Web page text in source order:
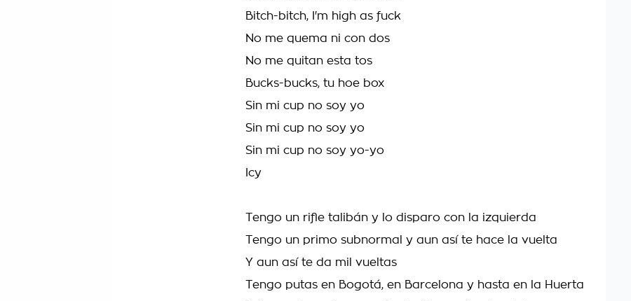
Bitch-bitch, I'm high as fuck
No me quema ni con dos
No me quitan esta tos
Bucks-bucks, tu hoe box
Sin mi cup no soy yo
Sin mi cup no soy yo
Sin mi cup no soy yo-yo
Icy
Tengo un rifle talibán y lo disparo con la izquierda
Tengo un primo subnormal y aun así te hace la vuelta
Y aun así te da mil vueltas
Tengo putas en Bogotá, en Barcelona y hasta en la Huerta